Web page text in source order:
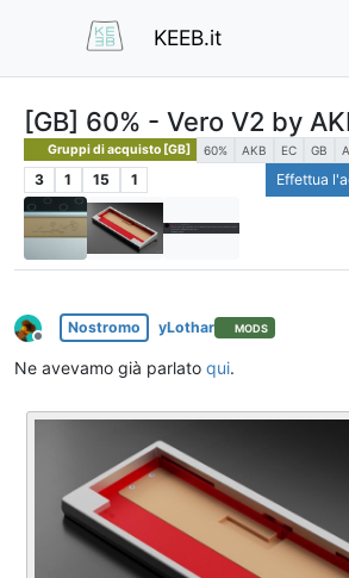
KEEB.it
[GB] 60% - Vero V2 by
Gruppi di acquisto [GB] 60% AKB EC GB
3 1 15 1 Effettua
Non in linea
Nostromo yLothar MODS
Ne avevamo già parlato qui.